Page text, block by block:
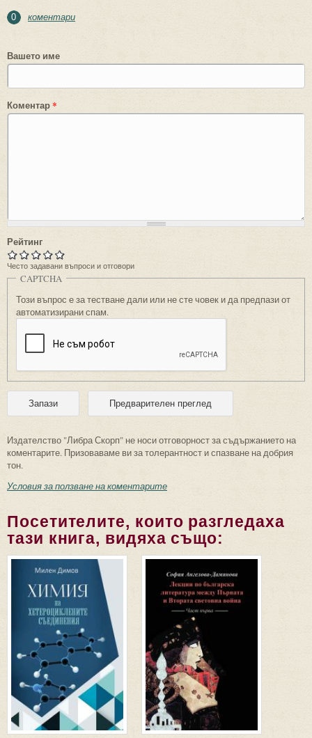
0 коментари
Вашето име
Коментар*
Рейтинг
Често задавани въпроси и отговори
CAPTCHA
Този въпрос е за тестване дали или не сте човек и да предпази от
автоматизирани спам.
Издателство "Либра Скорп" не носи отговорност за съдържанието на
коментарите. Призоваваме ви за толерантност и спазване на добрия
тон.
Условия за ползване на коментарите
Посетителите, които разгледаха
тази книга, видяха също: